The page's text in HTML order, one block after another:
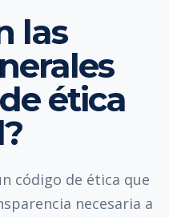
las
ética
código de ética que
necesaria a